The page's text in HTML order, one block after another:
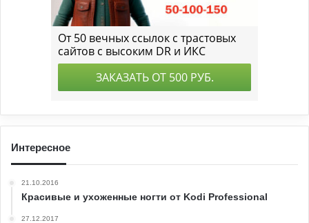
Интересное
21.10.2016
Красивые и ухоженные ногти от Kodi Professional
27.12.2017